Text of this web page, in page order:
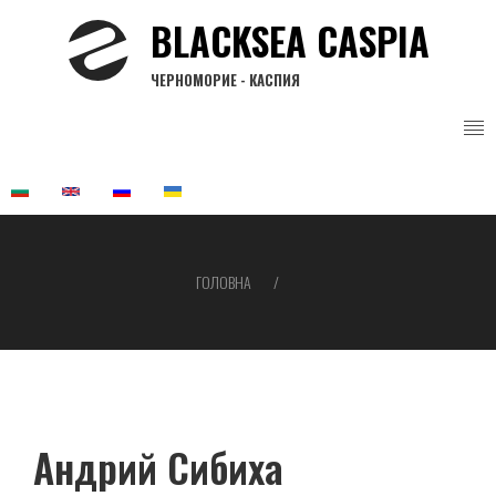
BLACKSEA CASPIA
ЧЕРНОМОРИЕ - КАСПИЯ
навіґації
ГОЛОВНА
Андрий Сибиха